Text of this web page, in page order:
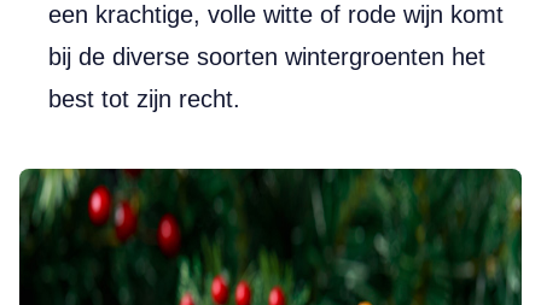
een krachtige, volle witte of rode wijn komt
bij de diverse soorten wintergroenten het
best tot zijn recht.